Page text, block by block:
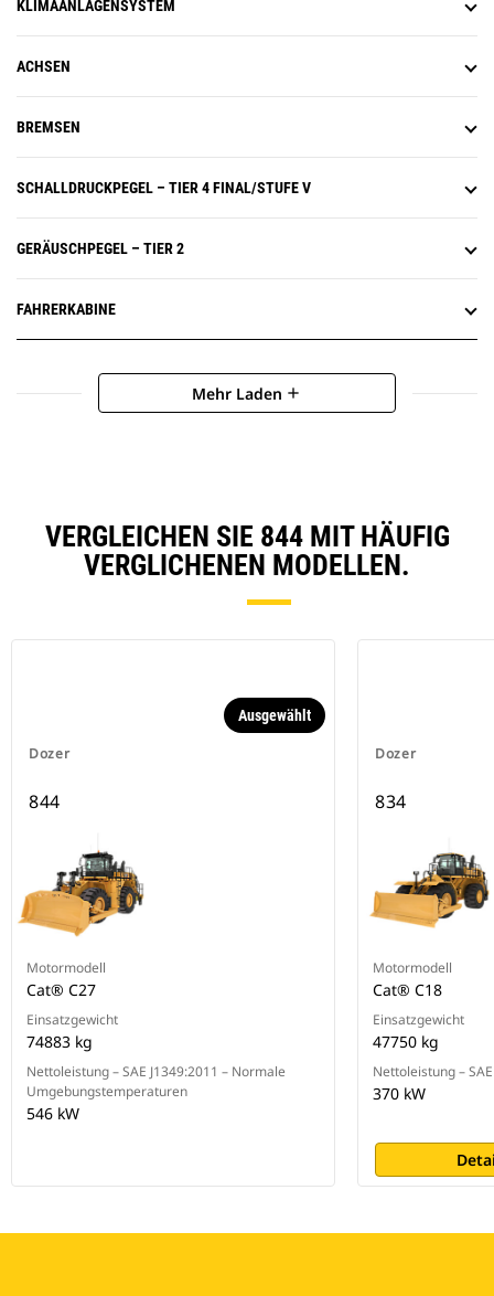
KLIMAANLAGENSYSTEM
ACHSEN
BREMSEN
SCHALLDRUCKPEGEL – TIER 4 FINAL/STUFE V
GERÄUSCHPEGEL – TIER 2
FAHRERKABINE
Mehr Laden add
VERGLEICHEN SIE 844 MIT HÄUFIG
VERGLICHENEN MODELLEN.
Dozer
Ausgewählt
844
Motormodell
Cat® C27
Einsatzgewicht
74883 kg
Nettoleistung – SAE J1349:2011 – Normale
Umgebungstemperaturen
546 kW
Dozer
834
Motormodell
Cat® C18
Einsatzgewicht
47750 kg
Nettoleistung –
370 kW